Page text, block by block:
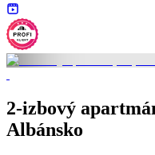
2-izbový
Albánsko